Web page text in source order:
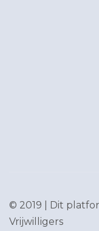
© 2019 | Dit
Vrijwilligers